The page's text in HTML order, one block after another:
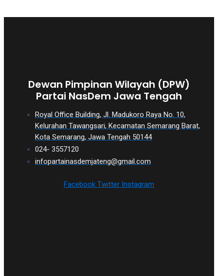
Dewan Pimpinan Wilayah (DPW)
Partai NasDem Jawa Tengah
Royal Office Building, Jl. Madukoro Raya No. 10,
Kelurahan Tawangsari, Kecamatan Semarang Barat,
Kota Semarang, Jawa Tengah 50144
024- 3557120
infopartainasdemjateng@gmail.com
Facebook Twitter Instagram